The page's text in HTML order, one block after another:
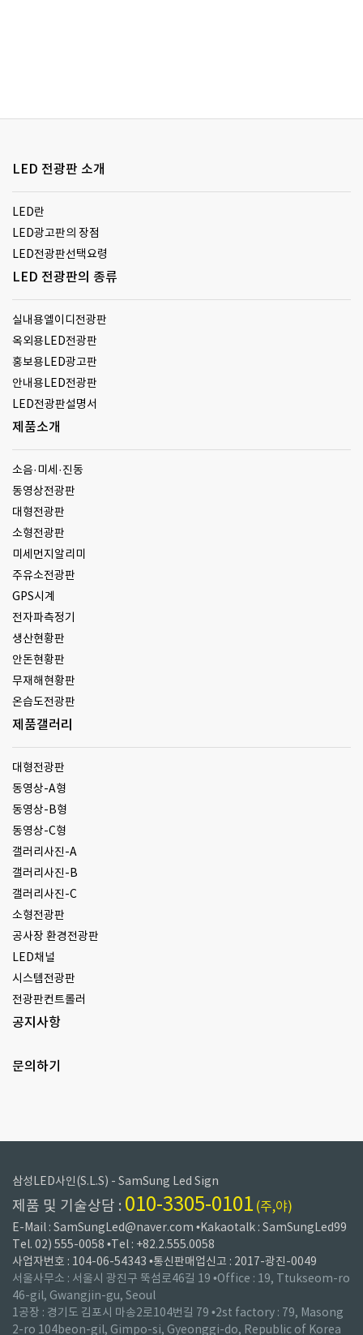
LED 전광판 소개
LED란
LED광고판의 장점
LED전광판선택요령
LED 전광판의 종류
실내용엘이디전광판
옥외용LED전광판
홍보용LED광고판
안내용LED전광판
LED전광판설명서
제품소개
소음·미세·진동
동영상전광판
대형전광판
소형전광판
미세먼지알리미
주유소전광판
GPS시계
전자파측정기
생산현황판
안돈현황판
무재해현황판
온습도전광판
제품갤러리
대형전광판
동영상-A형
동영상-B형
동영상-C형
갤러리사진-A
갤러리사진-B
갤러리사진-C
소형전광판
공사장 환경전광판
LED채널
시스템전광판
전광판컨트롤러
공지사항
문의하기
삼성LED사인(S.L.S) - SamSung Led Sign
제품 및 기술상담 : 010-3305-0101 (주,야)
E-Mail : SamSungLed@naver.com •Kakaotalk : SamSungLed99
Tel. 02) 555-0058 •Tel : +82.2.555.0058
사업자번호 : 104-06-54343 •통신판매업신고 : 2017-광진-0049
서울사무소 : 서울시 광진구 뚝섬로46길 19 •Office : 19, Ttukseom-ro
46-gil, Gwangjin-gu, Seoul
1공장 : 경기도 김포시 마송2로104번길 79 •2st factory : 79, Masong
2-ro 104beon-gil, Gimpo-si, Gyeonggi-do, Republic of Korea